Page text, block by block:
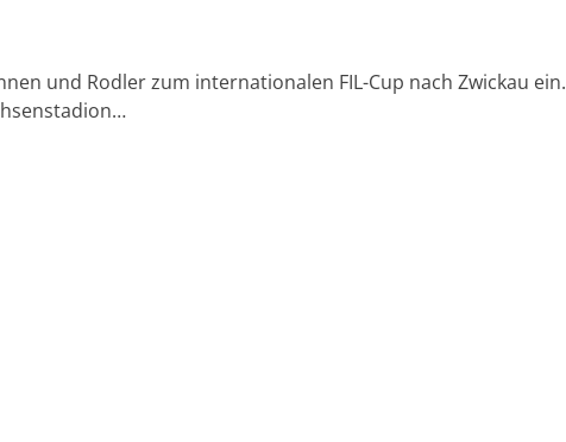
und Rodler zum internationalen FIL-Cup nach Zwickau ein.